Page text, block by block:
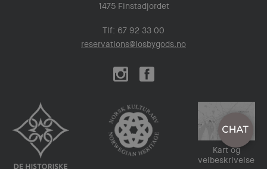
1475 Finstadjordet
Tlf: 67 92 33 00
reservations@losbygods.no
Kart og
veibeskrivelse